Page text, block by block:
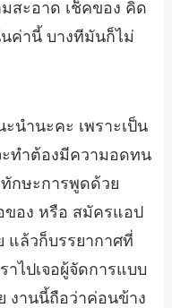
สะอาด เช็คของ คิด
ค่านี้ บางทีมันก็ไม่
นำนะคะ เพราะเป็น
ทำต้องมีความอดทน
กษะการพูดด้วย
ของ หรือ สมัครแอป
แล้วก็บรรยากาศที่
ไปเจอผู้จัดการแบบ
งานนี้ถือว่าค่อนข้าง